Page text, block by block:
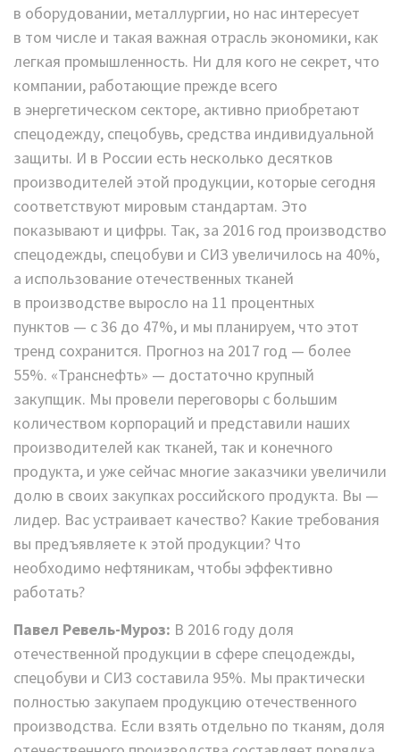
в оборудовании, металлургии, но нас интересует
в том числе и такая важная отрасль экономики, как
легкая промышленность. Ни для кого не секрет, что
компании, работающие прежде всего
в энергетическом секторе, активно приобретают
спецодежду, спецобувь, средства индивидуальной
защиты. И в России есть несколько десятков
производителей этой продукции, которые сегодня
соответствуют мировым стандартам. Это
показывают и цифры. Так, за 2016 год производство
спецодежды, спецобуви и СИЗ увеличилось на 40%,
а использование отечественных тканей
в производстве выросло на 11 процентных
пунктов — с 36 до 47%, и мы планируем, что этот
тренд сохранится. Прогноз на 2017 год — более
55%. «Транснефть» — достаточно крупный
закупщик. Мы провели переговоры с большим
количеством корпораций и представили наших
производителей как тканей, так и конечного
продукта, и уже сейчас многие заказчики увеличили
долю в своих закупках российского продукта. Вы —
лидер. Вас устраивает качество? Какие требования
вы предъявляете к этой продукции? Что
необходимо нефтяникам, чтобы эффективно
работать?
Павел Ревель-Муроз: В 2016 году доля
отечественной продукции в сфере спецодежды,
спецобуви и СИЗ составила 95%. Мы практически
полностью закупаем продукцию отечественного
производства. Если взять отдельно по тканям, доля